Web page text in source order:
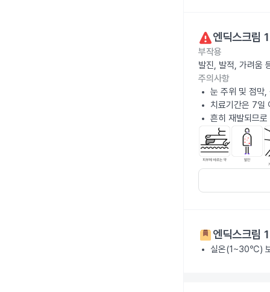
엔딕스크림
부작용
발진, 발적, 가려움
주의사항
눈 주위 및 점막,
치료기간은 7일
흔히 재발되므
엔딕스크림
실온(1~30℃)